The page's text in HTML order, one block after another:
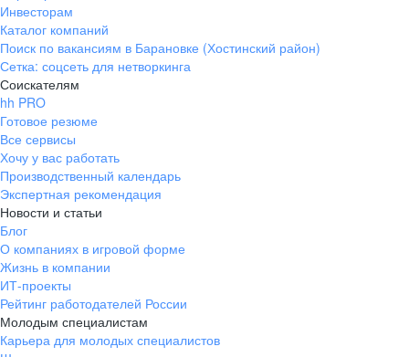
Инвесторам
Каталог компаний
Поиск по вакансиям в Барановке (Хостинский район)
Сетка: соцсеть для нетворкинга
Соискателям
hh PRO
Готовое резюме
Все сервисы
Хочу у вас работать
Производственный календарь
Экспертная рекомендация
Новости и статьи
Блог
О компаниях в игровой форме
Жизнь в компании
ИТ-проекты
Рейтинг работодателей России
Молодым специалистам
Карьера для молодых специалистов